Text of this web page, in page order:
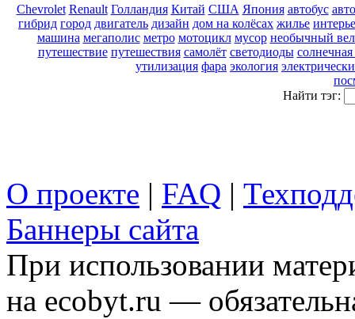
Chevrolet Renault Голландия Китай США Япония автобус
гибрид город двигатель дизайн дом на колёсах жилье
машина мегаполис метро мотоцикл мусор необычный
путешествие путешествия самолёт светодиоды солнечная
утилизация фара экология
Найти тэг:
О проекте | FAQ |
Баннеры сайта
При использовании
на ecobyt.ru —